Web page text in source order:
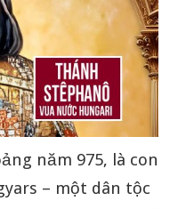
năm 975, là con
– một dân tộc